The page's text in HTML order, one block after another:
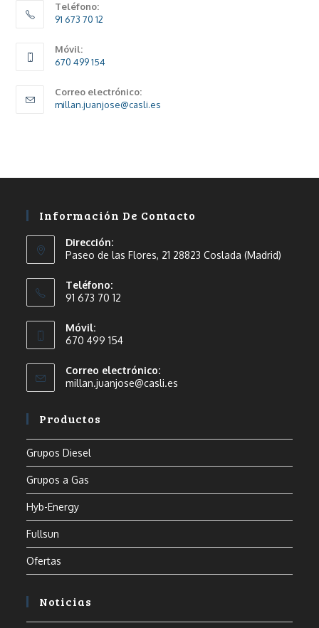
Teléfono:
91 673 70 12
Móvil:
670 499 154
Correo electrónico:
millan.juanjose@casli.es
Información De Contacto
Dirección:
Paseo de las Flores, 21 28823 Coslada (Madrid)
Teléfono:
91 673 70 12
Móvil:
670 499 154
Correo electrónico:
millan.juanjose@casli.es
Productos
Grupos Diesel
Grupos a Gas
Hyb-Energy
Fullsun
Ofertas
Noticias